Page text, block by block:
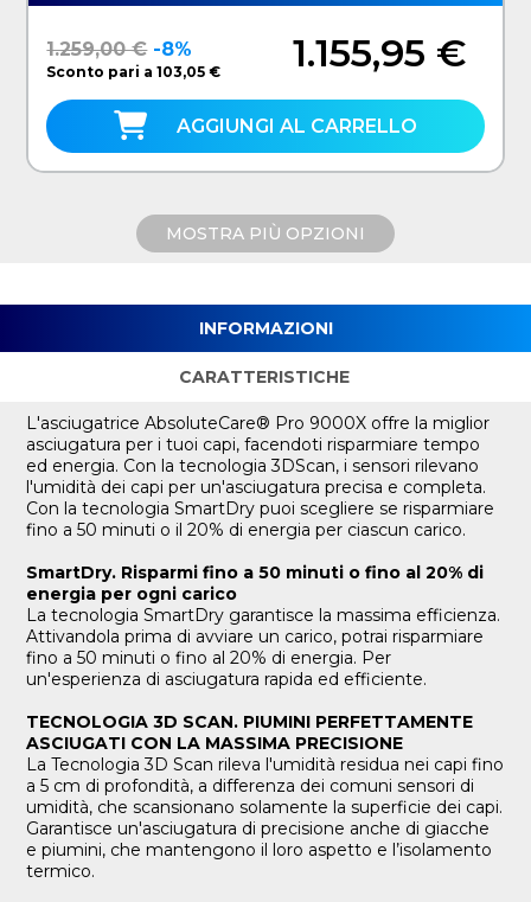
1.259,00 € -8%
Sconto pari a 103,05 € 1.155,95 €
AGGIUNGI AL CARRELLO
MOSTRA PIÙ OPZIONI
INFORMAZIONI
CARATTERISTICHE
L'asciugatrice AbsoluteCare® Pro 9000X offre la miglior
asciugatura per i tuoi capi, facendoti risparmiare tempo
ed energia. Con la tecnologia 3DScan, i sensori rilevano
l'umidità dei capi per un'asciugatura precisa e completa.
Con la tecnologia SmartDry puoi scegliere se risparmiare
fino a 50 minuti o il 20% di energia per ciascun carico.
SmartDry. Risparmi fino a 50 minuti o fino al 20% di
energia per ogni carico
La tecnologia SmartDry garantisce la massima efficienza.
Attivandola prima di avviare un carico, potrai risparmiare
fino a 50 minuti o fino al 20% di energia. Per
un'esperienza di asciugatura rapida ed efficiente.​
TECNOLOGIA 3D SCAN. PIUMINI PERFETTAMENTE
ASCIUGATI CON LA MASSIMA PRECISIONE
La Tecnologia 3D Scan rileva l'umidità residua nei capi fino
a 5 cm di profondità, a differenza dei comuni sensori di
umidità, che scansionano solamente la superficie dei capi.
Garantisce un'asciugatura di precisione anche di giacche
e piumini, che mantengono il loro aspetto e l’isolamento
termico.